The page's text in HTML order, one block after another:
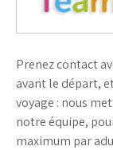
Prenez contact
avant le départ,
voyage : nous
notre équipe,
maximum par